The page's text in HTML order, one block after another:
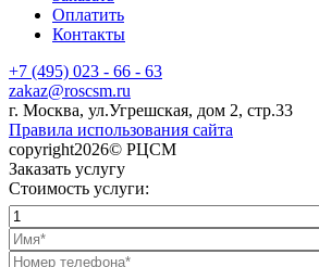
Оплатить
Контакты
+7 (495) 023 - 66 - 63
zakaz@roscsm.ru
г. Москва, ул.Угрешская, дом 2, стр.33
Правила использования сайта
copyright2026© РЦСМ
Заказать услугу
Стоимость услуги: